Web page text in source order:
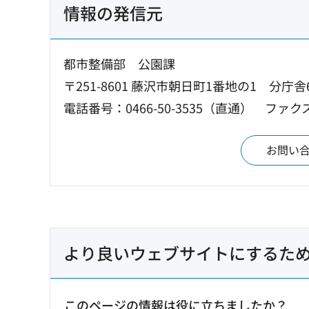
情報の発信元
都市整備部 公園課
〒251-8601 藤沢市朝日町1番地の1 分庁
電話番号：0466-50-3535（直通）
ファク
お問い
より良いウェブサイトにするた
このページの情報は役に立ちましたか？